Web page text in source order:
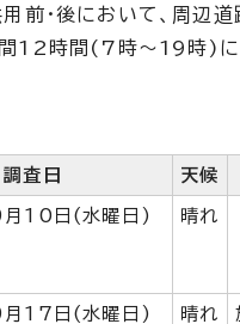
前・後において、周辺道
間12時間(7時～19時)に
調査日 天候
10日(水曜日) 晴れ
17日(水曜日) 晴れ